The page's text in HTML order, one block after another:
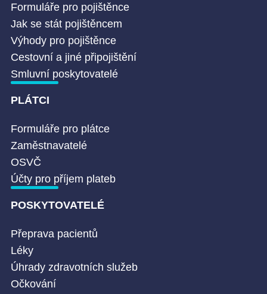
Formuláře pro pojištěnce
Jak se stát pojištěncem
Výhody pro pojištěnce
Cestovní a jiné připojištění
Smluvní poskytovatelé
PLÁTCI
Formuláře pro plátce
Zaměstnavatelé
OSVČ
Účty pro příjem plateb
POSKYTOVATELÉ
Přeprava pacientů
Léky
Úhrady zdravotních služeb
Očkování